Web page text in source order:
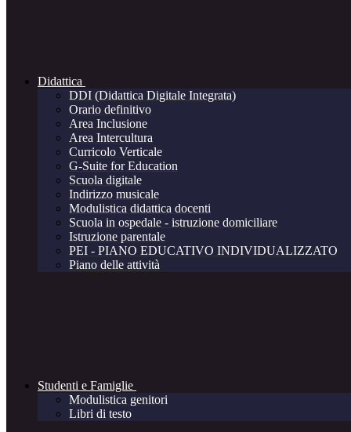
Didattica
DDI (Didattica Digitale Integrata)
Orario definitivo
Area Inclusione
Area Intercultura
Curricolo Verticale
G-Suite for Education
Scuola digitale
Indirizzo musicale
Modulistica didattica docenti
Scuola in ospedale - istruzione domiciliare
Istruzione parentale
PEI - PIANO EDUCATIVO INDIVIDUALIZZATO
Piano delle attività
Studenti e Famiglie
Modulistica genitori
Libri di testo